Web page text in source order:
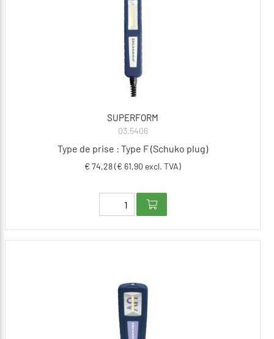
SUPERFORM
03.5406
Type de prise : Type F (Schuko plug)
€ 74,28 (€ 61,90 excl. TVA)